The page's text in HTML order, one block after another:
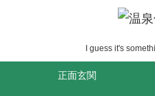
I guess it's
正面玄関